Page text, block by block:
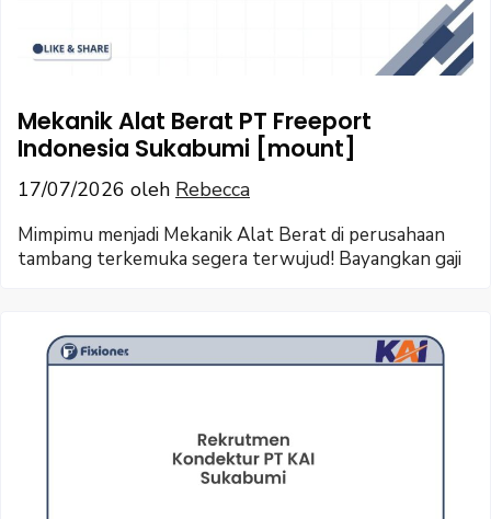
Mekanik Alat Berat PT Freeport
Indonesia Sukabumi [mount]
17/07/2026 oleh Rebecca
Mimpimu menjadi Mekanik Alat Berat di perusahaan
tambang terkemuka segera terwujud! Bayangkan gaji